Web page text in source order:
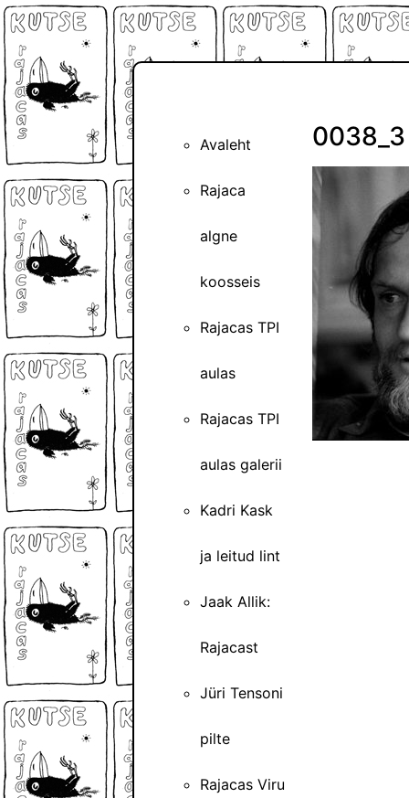
Avaleht
Rajaca
algne
koosseis
Rajacas TPI
aulas
Rajacas TPI
aulas galerii
Kadri Kask
ja leitud lint
Jaak Allik:
Rajacast
Jüri Tensoni
pilte
Rajacas Viru
0038_3